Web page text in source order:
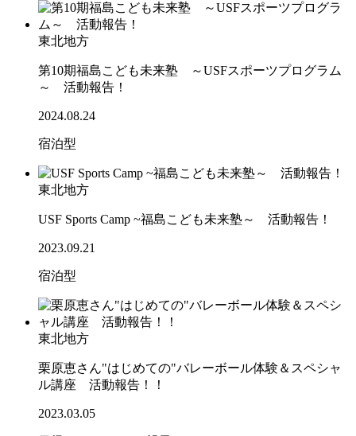
東北地方
第10期福島こども未来塾 ～USFスポーツプログラム
～ 活動報告！
2024.08.24
宿泊型
東北地方
USF Sports Camp ~福島こども未来塾～ 活動報告！
2023.09.21
宿泊型
東北地方
栗原恵さん"はじめての"バレーボール体験＆スペシャ
ル講座 活動報告！！
2023.03.05